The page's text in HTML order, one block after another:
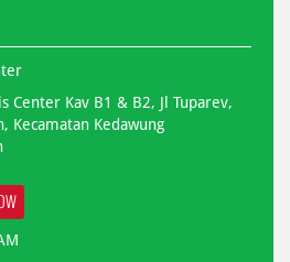
Center Kav B1 & B2, Jl Tuparev,
Kecamatan Kedawung